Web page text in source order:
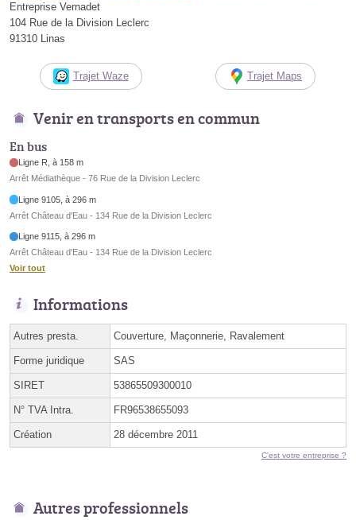
Entreprise Vernadet
104 Rue de la Division Leclerc
91310 Linas
Trajet Waze Trajet Maps
Venir en transports en commun
En bus
Ligne R, à 158 m
Arrêt Médiathèque - 76 Rue de la Division Leclerc
Ligne 9105, à 296 m
Arrêt Château d'Eau - 134 Rue de la Division Leclerc
Ligne 9115, à 296 m
Arrêt Château d'Eau - 134 Rue de la Division Leclerc
Voir tout
Informations
Autres presta. Couverture, Maçonnerie, Ravalement
Forme juridique SAS
SIRET 53865509300010
N° TVA Intra. FR96538655093
Création 28 décembre 2011
C'est votre entreprise ?
Autres professionnels